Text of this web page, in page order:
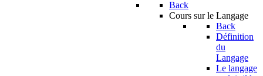
Back
Cours sur le Langage
Back
Définition
du
Langage
Le langage